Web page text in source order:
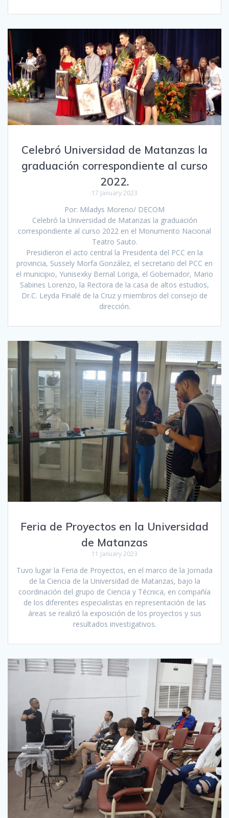
Celebró Universidad de Matanzas la
graduación correspondiente al curso
2022.
17 January 2023
Por: Miladys Moreno/ DECOM
Celebró la Universidad de Matanzas la graduación
correspondiente al curso 2022 en el Monumento Nacional
Teatro Sauto.
Presidieron el acto central la Presidenta del PCC en la
provincia, Sussely Morfa González, el secretario del PCC en
el municipio, Yunisexky Bernal Loriga, el Gobernador, Mario
Sabines Lorenzo, la Rectora de la casa de altos estudios,
Dr.C. Leyda Finalé de la Cruz y miembros del consejo de
dirección.
Feria de Proyectos en la Universidad
de Matanzas
11 January 2023
Tuvo lugar la Feria de Proyectos, en el marco de la Jornada
de la Ciencia de la Universidad de Matanzas, bajo la
coordinación del grupo de Ciencia y Técnica, en compañía
de los diferentes especialistas en representación de las
áreas se realizó la exposición de los proyectos y sus
resultados investigativos.